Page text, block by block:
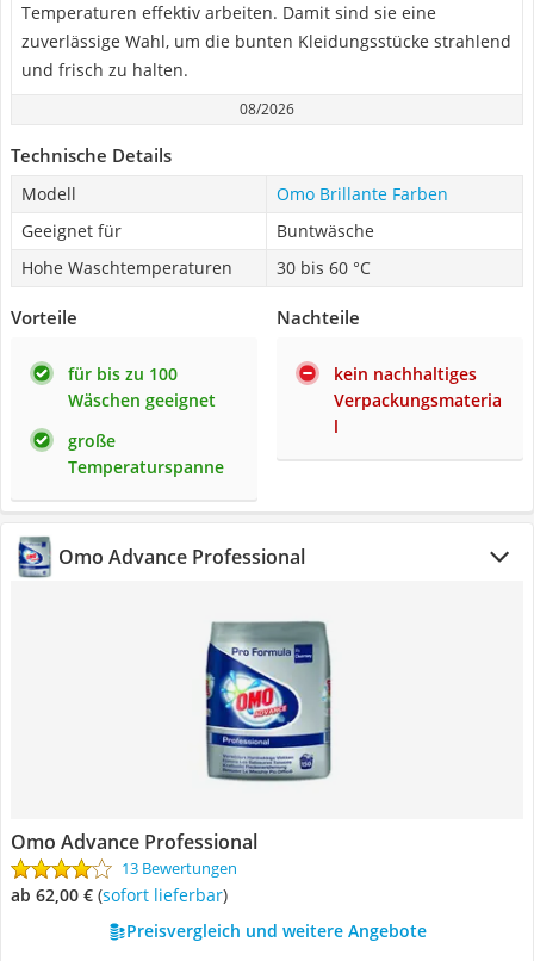
Temperaturen effektiv arbeiten. Damit sind sie eine
zuverlässige Wahl, um die bunten Kleidungsstücke strahlend
und frisch zu halten.
08/2026
Technische Details
Modell
Omo Brillante Farben
Geeignet für
Buntwäsche
Hohe Waschtemperaturen
30 bis 60 °C
Vorteile
für bis zu 100
Wäschen geeignet
große
Temperaturspanne
Nachteile
kein nachhaltiges
Verpackungsmateria
l
Omo Advance Professional
Omo Advance Professional
13 Bewertungen
ab 62,00 € ( Sofort lieferbar)
Preisvergleich und weitere Angebote